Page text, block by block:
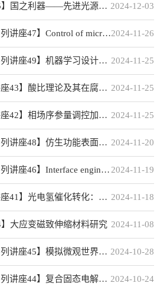
2024-12-03
器——先进光源的建设、应用与发展
2024-11-26
and mechanical properties of materials obtained by additive manufacturing
2024-11-25
机器学习设计增材制造专用新材料
2024-11-25
酸比理论及其在腐蚀领域的应用
2024-11-25
参量调控加压液态成型与软件EPha开发
2024-11-20
】仿生功能表面流体高效输运研究
2024-11-19
engineering for the electro-conversion of CO2
2024-11-18
催化转化：原理、材料与应用探索
2024-11-08
】大应变磁致伸缩材料研究
2024-10-28
微观世界：从薛定谔方程到大原子模型
2024-10-24
合固态电解质的材料设计与界面调控